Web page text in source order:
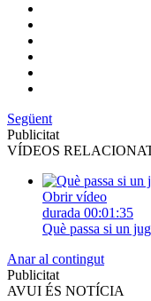
Següent
Publicitat
VÍDEOS
Obrir vídeo
durada 00:01:35
Què passa si un
Anar al contingut
Publicitat
AVUI ÉS NOTÍCIA